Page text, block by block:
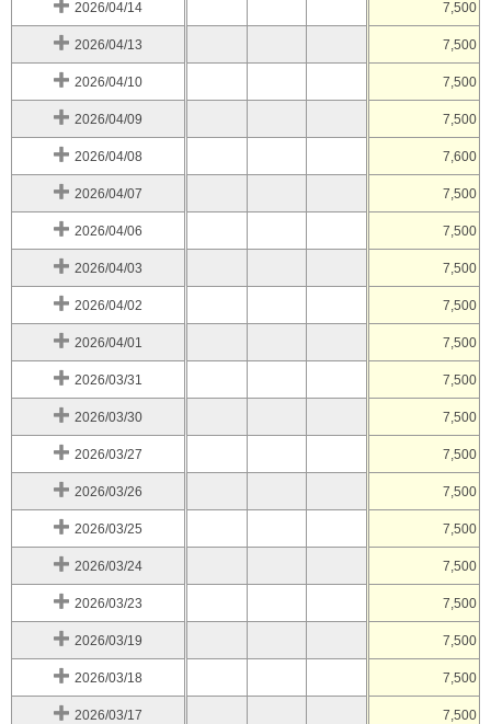
2026/04/14 7,500
2026/04/13 7,500
2026/04/10 7,500
2026/04/09 7,500
2026/04/08 7,600
2026/04/07 7,500
2026/04/06 7,500
2026/04/03 7,500
2026/04/02 7,500
2026/04/01 7,500
2026/03/31 7,500
2026/03/30 7,500
2026/03/27 7,500
2026/03/26 7,500
2026/03/25 7,500
2026/03/24 7,500
2026/03/23 7,500
2026/03/19 7,500
2026/03/18 7,500
2026/03/17 7,500